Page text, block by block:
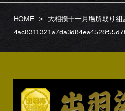
HOME
大相撲十一月場所取り